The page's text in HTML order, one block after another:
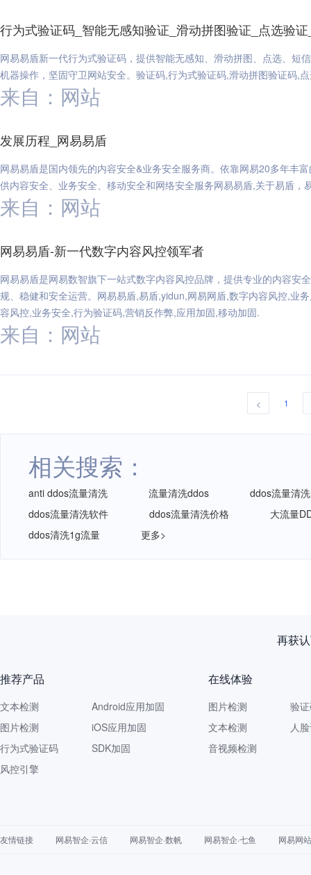
行为式验证码_智能无感知验证_滑动拼图验证_点选验
网易易盾新一代行为式验证码，提供智能无感知、滑动拼图、点选、短
机器操作，坚固守卫网站安全。验证码,行为式验证码,滑动拼图验证码,
来自：网站
发展历程_网易易盾
网易易盾是国内领先的内容安全&业务安全服务商。依靠网易20多年丰
供内容安全、业务安全、移动安全和网络安全服务网易易盾,关于易盾，
来自：网站
网易易盾-新一代数字内容风控领军者
网易易盾是网易数智旗下一站式数字内容风控品牌，提供专业的内容安
规、稳健和安全运营。网易易盾,易盾,yidun,网易网盾,数字内容风控,业
容风控,业务安全,行为验证码,营销反作弊,应用加固,移动加固.
来自：网站
< 1
相关搜索：
anti ddos流量清洗 流量清洗ddos
ddos流量清洗
ddos流量清洗软件
ddos流量清洗价格
大流量
ddos清洗1g流量
更多>
再获
推荐产品
文本检测
图片检测
行为式验证码
风控引擎
Android应用加固
iOS应用加固
SDK加固
在线体验
图片检测
文本检测
音视频检测
验
人
友情链接 网易智企·云信 网易智企·数帆 网易智企·七鱼 网易网